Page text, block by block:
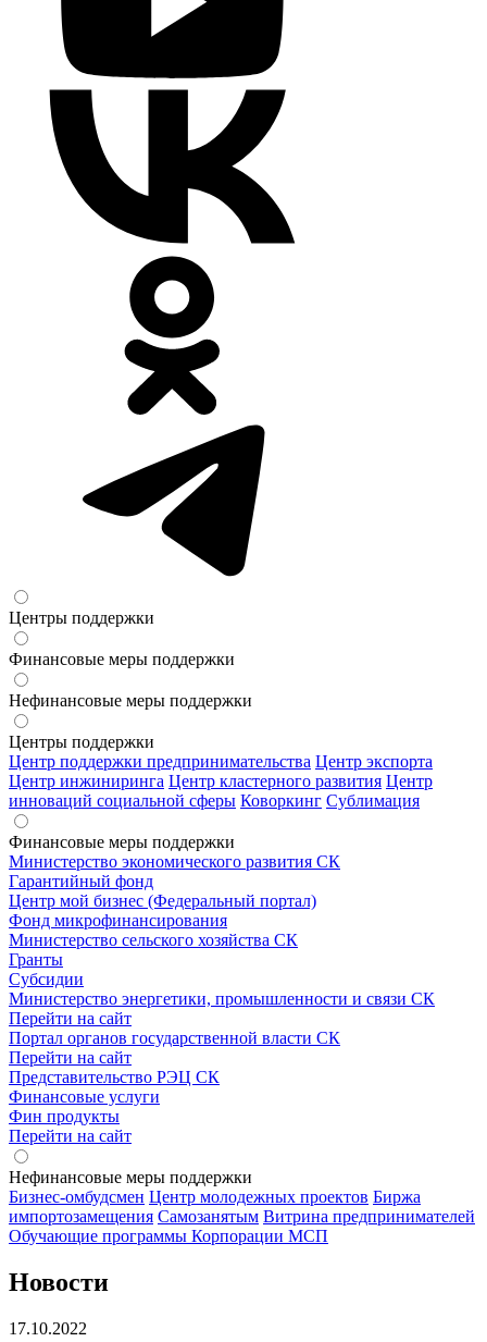
Центры поддержки
Финансовые меры поддержки
Нефинансовые меры поддержки
Центры поддержки
Центр поддержки предпринимательства Центр экспорта
Центр инжиниринга Центр кластерного развития Центр
инноваций социальной сферы Коворкинг Сублимация
Финансовые меры поддержки
Министерство экономического развития СК
Гарантийный фонд
Центр мой бизнес (Федеральный портал)
Фонд микрофинансирования
Министерство сельского хозяйства СК
Гранты
Субсидии
Министерство энергетики, промышленности и связи СК
Перейти на сайт
Портал органов государственной власти СК
Перейти на сайт
Представительство РЭЦ СК
Финансовые услуги
Фин продукты
Перейти на сайт
Нефинансовые меры поддержки
Бизнес-омбудсмен Центр молодежных проектов Биржа
импортозамещения Cамозанятым Витрина предпринимателей
Обучающие программы Корпорации МСП
Новости
17.10.2022